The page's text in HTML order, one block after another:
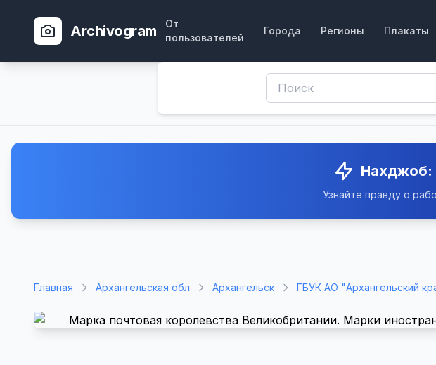
Archivogram
От
пользователей
Города Регионы Плакаты
Нахджоб:
Узнайте правду о
Главная Архангельская обл Архангельск ГБУК АО "Архангельский